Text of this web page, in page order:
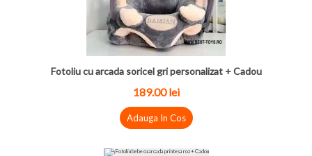
Fotoliu cu arcada soricel gri personalizat + Cadou
189.00lei
Adauga In Cos